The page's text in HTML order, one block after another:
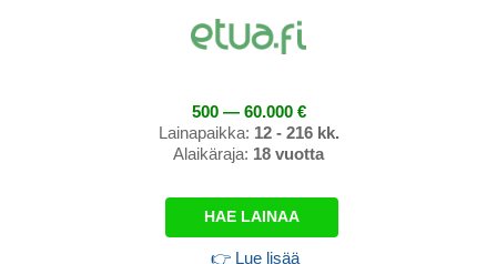
500 — 60.000 €
Lainapaikka: 12 - 216 kk.
Alaikäraja: 18 vuotta
HAE LAINAA
👉 Lue lisää